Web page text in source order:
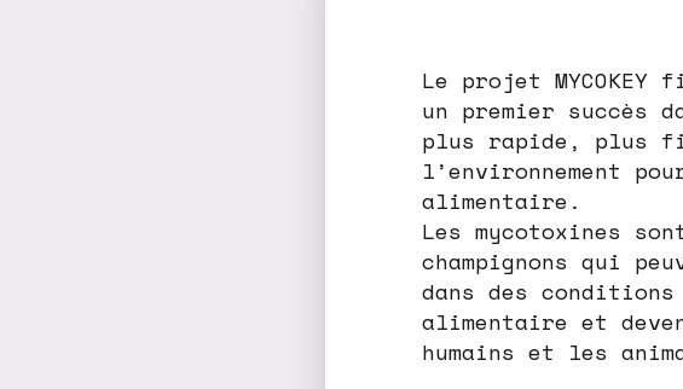
Le projet
un premier succès
plus rapide, plus
l’environnement
alimentaire.
Les mycotoxines
champignons qui
dans des
alimentaire et
humains et les